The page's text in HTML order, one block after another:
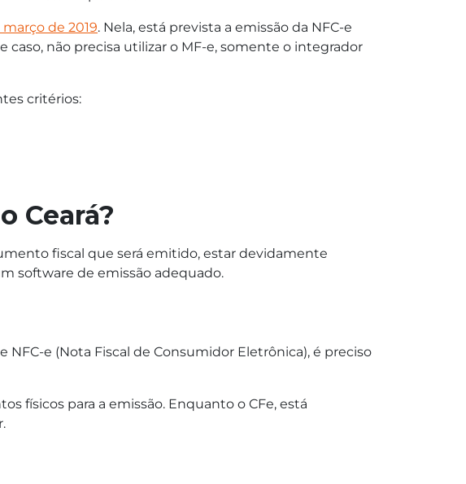
março de 2019. Nela, está prevista a emissão da NFC-e
não precisa utilizar o MF-e, somente o integrador
critérios:
Ceará?
fiscal que será emitido, estar devidamente
software de emissão adequado.
e (Nota Fiscal de Consumidor Eletrônica), é preciso
físicos para a emissão. Enquanto o CFe, está